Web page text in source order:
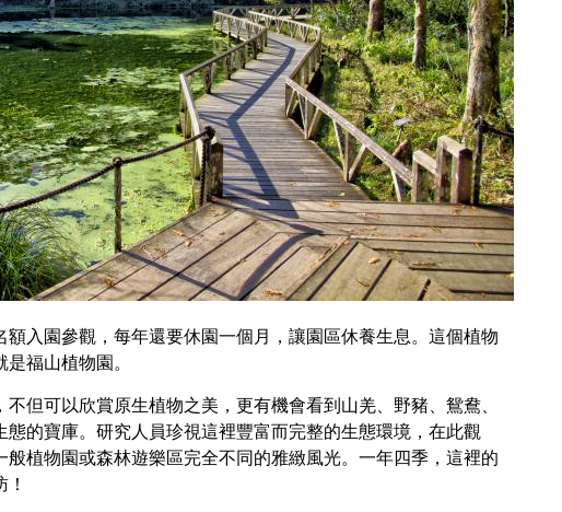
入園參觀，每年還要休園一個月，讓園區休養生息。這個植物
福山植物園。
但可以欣賞原生植物之美，更有機會看到山羌、野豬、鴛鴦、
的寶庫。研究人員珍視這裡豐富而完整的生態環境，在此觀
植物園或森林遊樂區完全不同的雅緻風光。一年四季，這裡的